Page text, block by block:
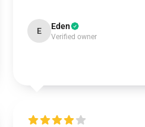
E Eden
Verified owner